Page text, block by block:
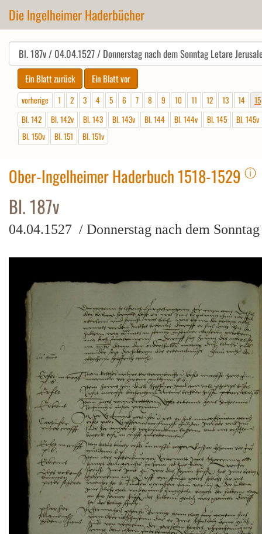
Die Ingelheimer Haderbücher
vorherige 1 2 3 4 5 6 7 8 9 10 11 12 13 14
15
Bl. 142
Bl. 142v Bl. 143 Bl. 143v Bl. 144 Bl. 144v Bl. 145
Bl. 145v
Bl. 150v
Bl. 151 Bl. 151v
Ober-Ingelheimer Haderbuch 1518-1529 ⓘ
Bl. 187v
04.04.1527 / Donnerstag nach dem